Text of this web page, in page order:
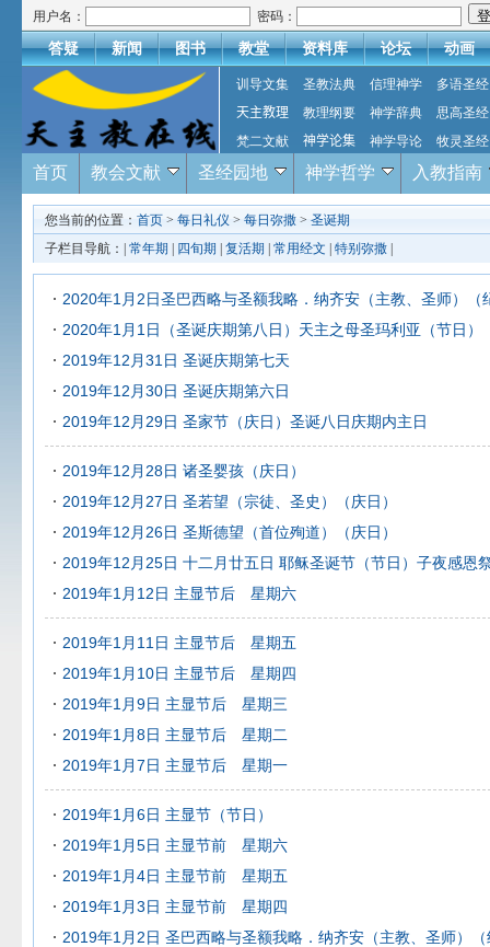
用户名： 密码：
答疑 新闻 图书 教堂 资料库 论坛 动画
训导文集 圣教法典 信理神学
多语圣经
天主教理
教理纲要 神学辞典
思高圣经
梵二文献
神学论集 神学导论 牧灵圣经
首页 教会文献 圣经园地 神学哲学 入教指南
您当前的位置： 首页 > 每日礼仪 > 每日弥撒 > 圣诞期
子栏目导航：| 常年期 四旬期 复活期 常用经文 特别弥撒
2020年1月2日圣巴西略与圣额我略．纳齐安（主教、圣师）（
2020年1月1日（圣诞庆期第八日）天主之母圣玛利亚（节日）
2019年12月31日 圣诞庆期第七天
2019年12月30日 圣诞庆期第六日
2019年12月29日 圣家节（庆日）圣诞八日庆期内主日
2019年12月28日 诸圣婴孩（庆日）
2019年12月27日 圣若望（宗徒、圣史）（庆日）
2019年12月26日 圣斯德望（首位殉道）（庆日）
2019年12月25日 十二月廿五日 耶稣圣诞节（节日）子夜感恩
2019年1月12日 主显节后 星期六
2019年1月11日 主显节后 星期五
2019年1月10日 主显节后 星期四
2019年1月9日 主显节后 星期三
2019年1月8日 主显节后 星期二
2019年1月7日 主显节后 星期一
2019年1月6日 主显节（节日）
2019年1月5日 主显节前 星期六
2019年1月4日 主显节前 星期五
2019年1月3日 主显节前 星期四
2019年1月2日 圣巴西略与圣额我略．纳齐安（主教、圣师）